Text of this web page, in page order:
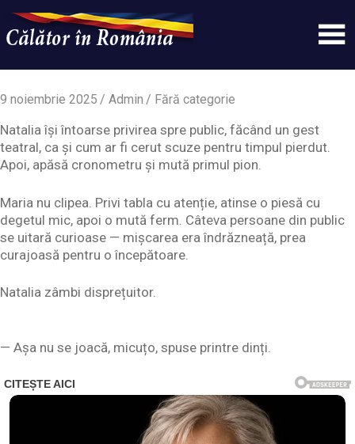
content
Calatorinromania
simplu
WordPress
9 noiembrie 2025 Admin Fără categorie
Natalia își întoarse privirea spre public, făcând un gest
teatral, ca și cum ar fi cerut scuze pentru timpul pierdut.
Apoi, apăsă cronometru și mută primul pion.
Maria nu clipea. Privi tabla cu atenție, atinse o piesă cu
degetul mic, apoi o mută ferm. Câteva persoane din public
se uitară curioase — mișcarea era îndrăzneață, prea
curajoasă pentru o începătoare.
Natalia zâmbi disprețuitor.
— Așa nu se joacă, micuțo, spuse printre dinți.